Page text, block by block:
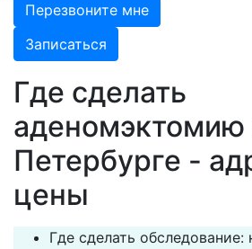
Перезвоните мне
Записаться
Где сделать
аденомэктомию
Петербурге -
цены
Где сделать